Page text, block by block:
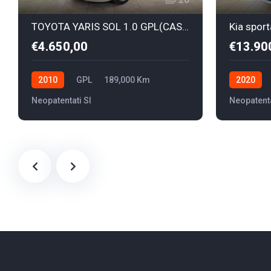
i
z
i
e
A
M
TOYOTA YARIS SOL 1.0 GPL(CASA MADRE)
€4.650,00
2010 GPL 189,000 Km
Neopatentati SI
2020